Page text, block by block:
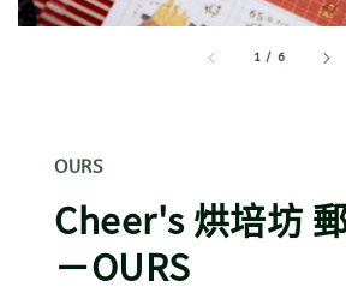
1 / 6
OURS
Cheer's 烘培坊
－OURS